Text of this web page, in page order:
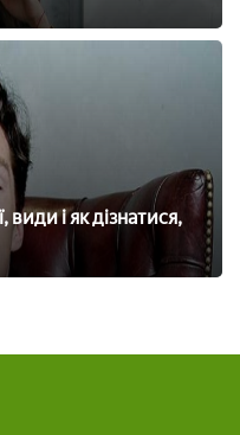
види і як дізнатися,